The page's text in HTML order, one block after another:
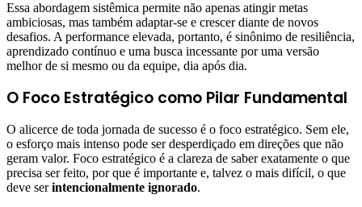
Essa abordagem sistêmica permite não apenas atingir metas
ambiciosas, mas também adaptar-se e crescer diante de novos
desafios. A performance elevada, portanto, é sinônimo de resiliência,
aprendizado contínuo e uma busca incessante por uma versão
melhor de si mesmo ou da equipe, dia após dia.
O Foco Estratégico como Pilar Fundamental
O alicerce de toda jornada de sucesso é o foco estratégico. Sem ele,
o esforço mais intenso pode ser desperdiçado em direções que não
geram valor. Foco estratégico é a clareza de saber exatamente o que
precisa ser feito, por que é importante e, talvez o mais difícil, o que
deve serintencionalmente ignorado.